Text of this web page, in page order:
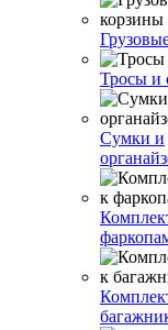
Тросы и
Сумки и